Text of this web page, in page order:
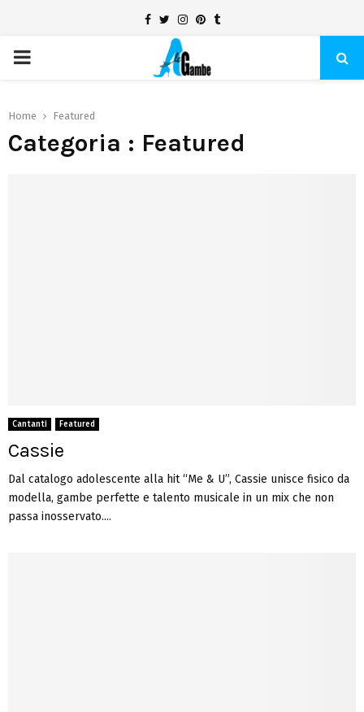
Facebook
TwitterInstagram
Pinterest
Tumblr
PRIMARY
Home Featured
Categoria : Featured
Cantanti Featured
Cassie
Dal catalogo adolescente alla hit “Me & U”, Cassie unisce fisico da
modella, gambe perfette e talento musicale in un mix che non
passa inosservato....